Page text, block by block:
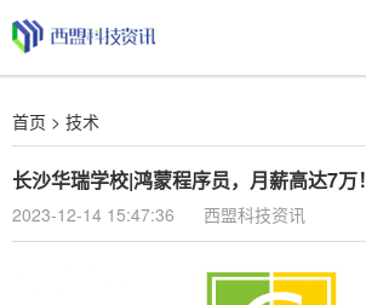
首页 > 技术
长沙华瑞学校|鸿蒙程序员，月薪高达7万！
2023-12-14 15:47:36 西盟科技资讯